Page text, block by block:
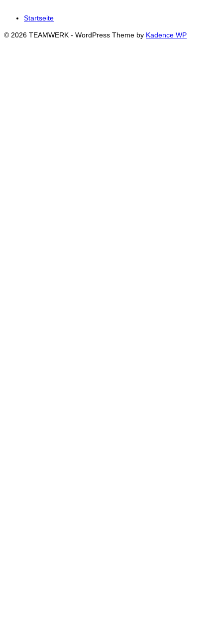
Startseite
© 2026 TEAMWERK - WordPress Theme by Kadence WP